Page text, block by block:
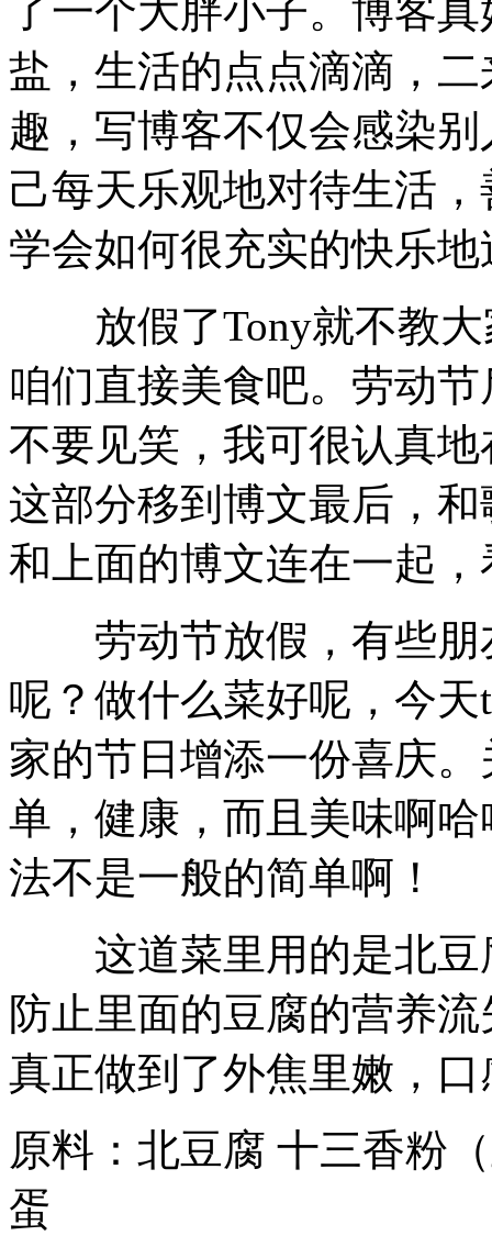
了一个大胖小子。博客
盐，生活的点点滴滴，
趣，写博客不仅会感染
己每天乐观地对待生活
学会如何很充实的快乐
放假了Tony就不教大
咱们直接美食吧。劳动
不要见笑，我可很认真
这部分移到博文最后，
和上面的博文连在一起
劳动节放假，有些朋
呢？做什么菜好呢，今
家的节日增添一份喜庆
单，健康，而且美味啊
法不是一般的简单啊！
这道菜里用的是北豆
防止里面的豆腐的营养
真正做到了外焦里嫩，
原料：北豆腐 十三香粉
蛋